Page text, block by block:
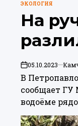
ОПУБЛИКОВАНО
В
ЭКОЛОГИЯ
На
on05.10.2023
В
сообщает ГУ
водоёме